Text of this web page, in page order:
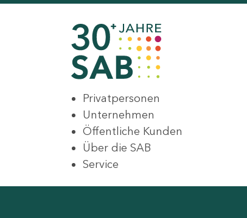
Privatpersonen
Unternehmen
Öffentliche Kunden
Über die SAB
Service